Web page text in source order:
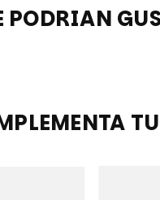
PODRIAN